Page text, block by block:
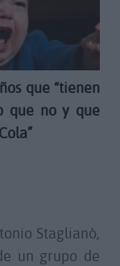
que “tienen
que no y que
Staglianò,
un grupo de